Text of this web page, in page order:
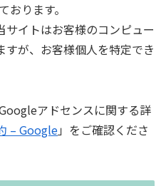
ります。
サイトはお客様のコンピュー
が、お客様個人を特定でき
アドセンスに関する詳
– Google」をご確認くださ